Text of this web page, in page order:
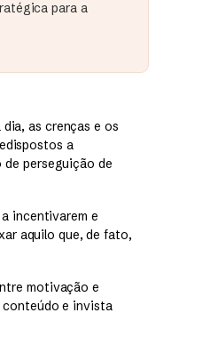
para a
as crenças e os
a
de perseguição de
incentivarem e
aquilo que, de fato,
motivação e
conteúdo e invista